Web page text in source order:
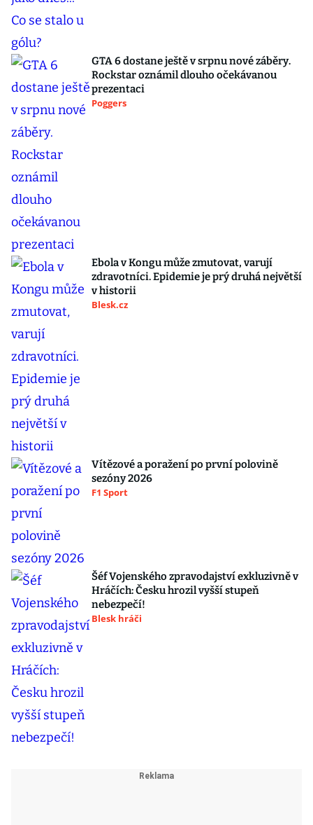
GTA 6 dostane ještě v srpnu nové záběry.
Rockstar oznámil dlouho očekávanou
prezentaci
Poggers
Ebola v Kongu může zmutovat, varují
zdravotníci. Epidemie je prý druhá největší
v historii
Blesk.cz
Vítězové a poražení po první polovině
sezóny 2026
F1 Sport
Šéf Vojenského zpravodajství exkluzivně v
Hráčích: Česku hrozil vyšší stupeň
nebezpečí!
Blesk hráči